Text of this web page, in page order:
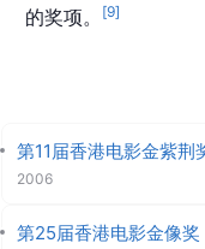
的奖项。
[9]
第11届香港电影金紫荆
2006
第25届香港电影金像奖